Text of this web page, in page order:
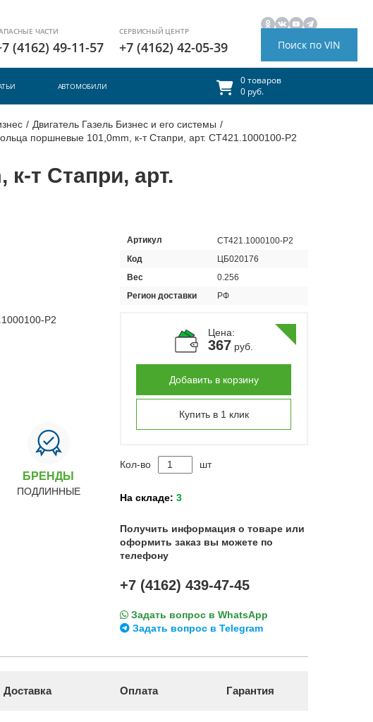
ЧАСТИ
(4162) 49-11-57
СЕРВИСНЫЙ ЦЕНТР
+7 (4162) 42-05-39 Поиск по VIN
АВТОМОБИЛИ
0 товаров
0 руб.
/ Двигатель Газель Бизнес и его системы /
поршневые 101,0mm, к-т Стапри, арт. СТ421.1000100-Р2
т Стапри, арт.
БРЕНДЫ
ПОДЛИННЫЕ
Артикул
СТ421.1000100-Р2
Код
ЦБ020176
Вес
0.256
Регион доставки
РФ
Цена:
367 руб.
Добавить в корзину
Купить в 1 клик
Кол-во шт
На складе: 3
Получить информация о товаре или
оформить заказ вы можете по
телефону
+7 (4162) 439-47-45
Задать вопрос в WhatsApp
Задать вопрос в Telegram
Доставка Оплата Гарантия